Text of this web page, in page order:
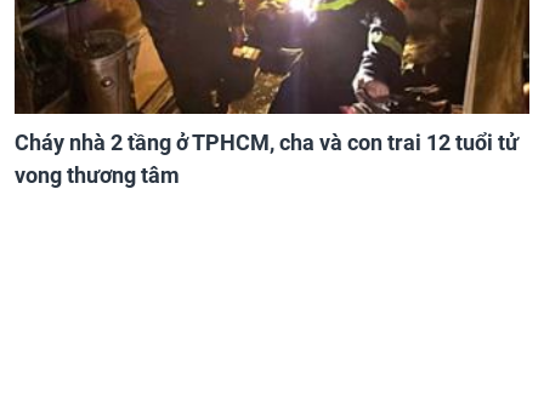
Cháy nhà 2 tầng ở TPHCM, cha và con trai 12 tuổi tử
vong thương tâm